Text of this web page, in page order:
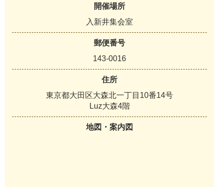
開催場所
入新井集会室
郵便番号
143-0016
住所
東京都大田区大森北一丁目10番14号
Luz大森4階
地図・案内図